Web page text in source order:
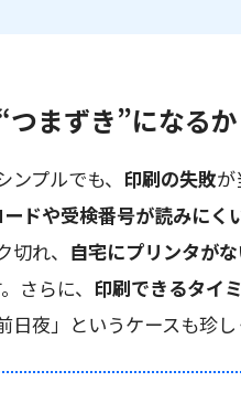
つまずき”になるか
プルでも、 印刷の失敗
ドや受検番号が読みにく
れ、 自宅にプリンタが
さらに、 印刷できるタイ
夜」というケースも珍し